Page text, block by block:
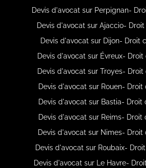
Devis d'avocat sur Perpignan-
Devis d'avocat sur Ajaccio- Droit
Devis d'avocat sur Dijon- Droit
Devis d'avocat sur Évreux- Droit
Devis d'avocat sur Troyes- Droit
Devis d'avocat sur Rouen- Droit
Devis d'avocat sur Bastia- Droit
Devis d'avocat sur Reims- Droit
Devis d'avocat sur Nimes- Droit
Devis d'avocat sur Roubaix-
Devis d'avocat sur Le Havre-